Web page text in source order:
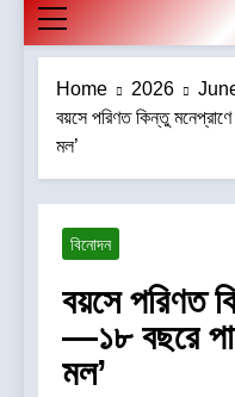
Home 2026
বয়সে পরিণত কিন্তু
মল’
বিনোদন
বয়সে পরিণত
—১৮ বছরে পা
মল’